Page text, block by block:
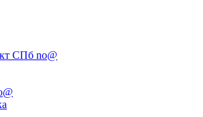
СПб no@